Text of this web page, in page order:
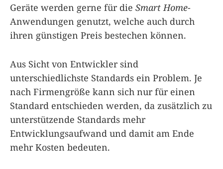
Geräte werden gerne für die Smart Home-
Anwendungen genutzt, welche auch durch
ihren günstigen Preis bestechen können.
Aus Sicht von Entwickler sind
unterschiedlichste Standards ein Problem. Je
nach Firmengröße kann sich nur für einen
Standard entschieden werden, da zusätzlich zu
unterstützende Standards mehr
Entwicklungsaufwand und damit am Ende
mehr Kosten bedeuten.